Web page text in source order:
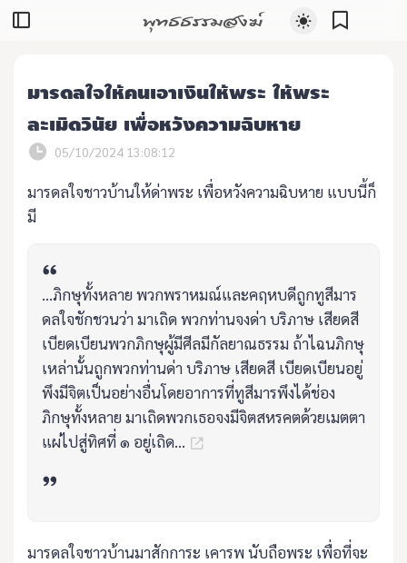
พุทธธรรมสงฆ์
มารดลใจให้คนเอาเงินให้พระ ให้พระ
ละเมิดวินัย เพื่อหวังความฉิบหาย
05/10/2024 13:08:12
มารดลใจชาวบ้านให้ด่าพระ เพื่อหวังความฉิบหาย แบบนี้ก็
มี
...ภิกษุทั้งหลาย พวกพราหมณ์และคฤหบดีถูกทูสีมาร
ดลใจชักชวนว่า มาเถิด พวกท่านจงด่า บริภาษ เสียดสี
เบียดเบียนพวกภิกษุผู้มีศีลมีกัลยาณธรรม ถ้าไฉนภิกษุ
เหล่านั้นถูกพวกท่านด่า บริภาษ เสียดสี เบียดเบียนอยู่
พึงมีจิตเป็นอย่างอื่นโดยอาการที่ทูสีมารพึงได้ช่อง
ภิกษุทั้งหลาย มาเถิดพวกเธอจงมีจิตสหรคตด้วยเมตตา
แผ่ไปสู่ทิศที่ ๑ อยู่เถิด...
มารดลใจชาวบ้านมาสักการะ เคารพ นับถือพระ เพื่อที่จะ